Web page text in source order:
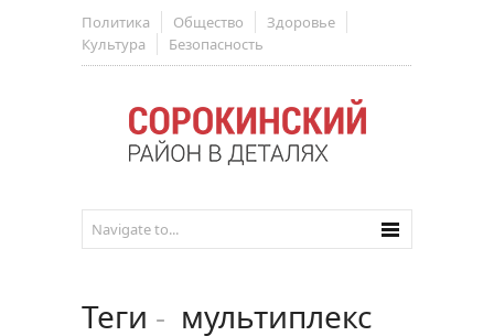
Политика Общество
Здоровье
Культура
Безопасность
Теги - мультиплекс